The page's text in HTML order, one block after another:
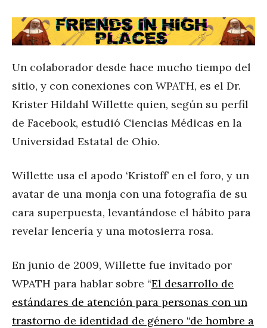
Un colaborador desde hace mucho tiempo del
sitio, y con conexiones con WPATH, es el Dr.
Krister Hildahl Willette quien, según su perfil
de Facebook, estudió Ciencias Médicas en la
Universidad Estatal de Ohio.
Willette usa el apodo ‘Kristoff’ en el foro, y un
avatar de una monja con una fotografía de su
cara superpuesta, levantándose el hábito para
revelar lencería y una motosierra rosa.
En junio de 2009, Willette fue invitado por
WPATH para hablar sobre “El desarrollo de
estándares de atención para personas con un
trastorno de identidad de género “de hombre a